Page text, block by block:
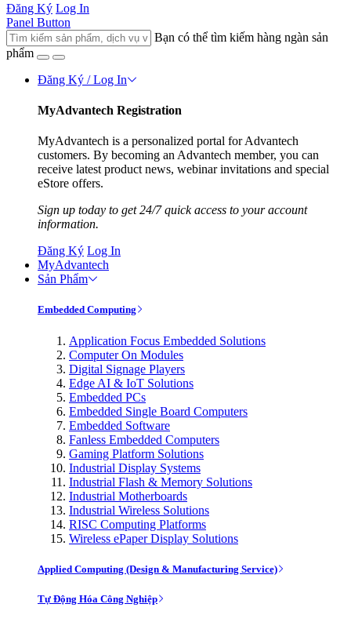
Đăng Ký Log In
Panel Button
Bạn có thể tìm kiếm hàng ngàn sản
phẩm
Đăng Ký / Log In
MyAdvantech Registration
MyAdvantech is a personalized portal for Advantech
customers. By becoming an Advantech member, you can
receive latest product news, webinar invitations and special
eStore offers.
Sign up today to get 24/7 quick access to your account
information.
Đăng Ký Log In
MyAdvantech
Sản Phẩm
Embedded Computing
Application Focus Embedded Solutions
Computer On Modules
Digital Signage Players
Edge AI & IoT Solutions
Embedded PCs
Embedded Single Board Computers
Embedded Software
Fanless Embedded Computers
Gaming Platform Solutions
Industrial Display Systems
Industrial Flash & Memory Solutions
Industrial Motherboards
Industrial Wireless Solutions
RISC Computing Platforms
Wireless ePaper Display Solutions
Applied Computing (Design & Manufacturing Service)
Tự Động Hóa Công Nghiệp